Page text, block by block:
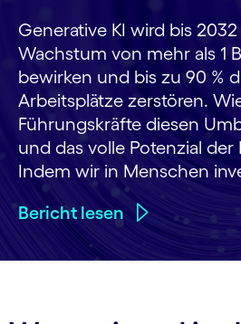
Generative KI wird bis
Wachstum von mehr als 1
bewirken und bis zu 90 %
Arbeitsplätze zerstören.
Führungskräfte diesen
und das volle Potenzial der
Indem wir in Menschen
Bericht lesen